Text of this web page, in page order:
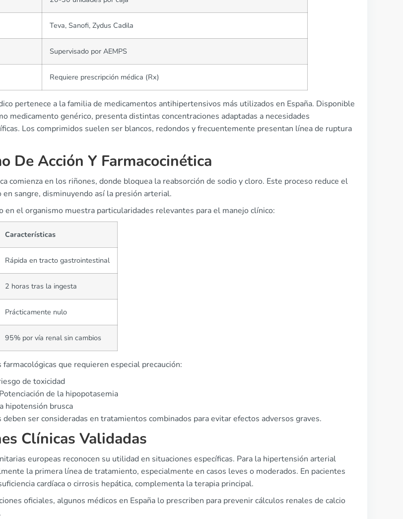
Teva, Sanofi, Zydus Cadila
Supervisado por AEMPS
Requiere prescripción médica (Rx)
pertenece a la familia de medicamentos antihipertensivos más utilizados en España. Disponible
medicamento genérico, presenta distintas concentraciones adaptadas a necesidades
Los comprimidos suelen ser blancos, redondos y frecuentemente presentan línea de ruptura
De Acción Y Farmacocinética
comienza en los riñones, donde bloquea la reabsorción de sodio y cloro. Este proceso reduce el
sangre, disminuyendo así la presión arterial.
en el organismo muestra particularidades relevantes para el manejo clínico:
Características
Rápida en tracto gastrointestinal
2 horas tras la ingesta
Prácticamente nulo
95% por vía renal sin cambios
farmacológicas que requieren especial precaución:
de toxicidad
Potenciación de la hipopotasemia
hipotensión brusca
deben ser consideradas en tratamientos combinados para evitar efectos adversos graves.
Clínicas Validadas
europeas reconocen su utilidad en situaciones específicas. Para la hipertensión arterial
la primera línea de tratamiento, especialmente en casos leves o moderados. En pacientes
cardíaca o cirrosis hepática, complementa la terapia principal.
oficiales, algunos médicos en España lo prescriben para prevenir cálculos renales de calcio